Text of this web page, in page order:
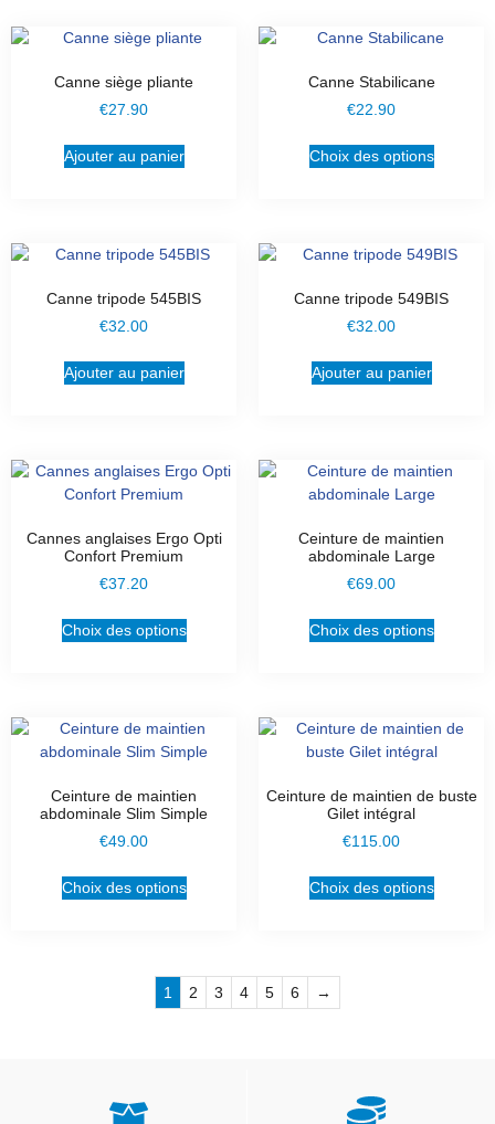
Canne siège pliante
€27.90
Ajouter au panier
Canne Stabilicane
€22.90
Choix des options
Canne tripode 545BIS
€32.00
Ajouter au panier
Canne tripode 549BIS
€32.00
Ajouter au panier
Cannes anglaises Ergo Opti
Confort Premium
€37.20
Choix des options
Ceinture de maintien
abdominale Large
€69.00
Choix des options
Ceinture de maintien
abdominale Slim Simple
€49.00
Choix des options
Ceinture de maintien de buste
Gilet intégral
€115.00
Choix des options
1 2 3 4 5 6 →